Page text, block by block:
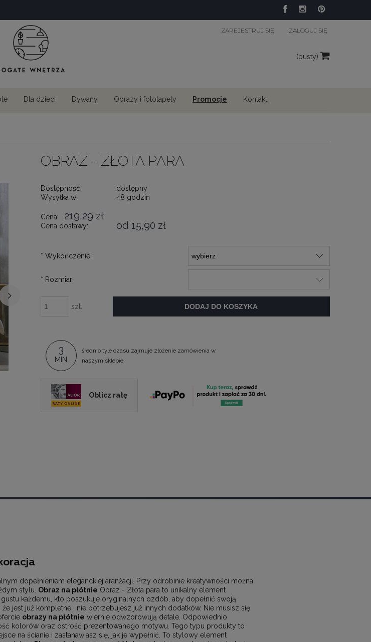
ZAREJESTRUJ SIĘ ZALOGUJ SIĘ
(pusty)
Dla dzieci Dywany Obrazy i fototapety Promocje Kontakt
OBRAZ - ZŁOTA PARA
Dostępność:
dostępny
Wysyłka w:
48 godzin
Cena: 219,29 zł
Cena dostawy: od 15,90 zł
* Wykończenie:
* Rozmiar:
szt. DODAJ DO KOSZYKA
3
MIN
średnio tyle czasu zajmuje złożenie zamówienia w
naszym sklepie
Oblicz ratę
dopełnieniem eleganckiej aranżacji. Przy odrobinie kreatywności można
stylu. Obraz na płótnie Obraz - Złota para to unikalny element
każdemu, kto poszukuje oryginalnych ozdób, aby dopełnić swoją
jest już kompletne i nie potrzebujesz już innych dodatków. Nie musisz się
obrazy na płótnie wiernie odwzorowują detale. Odpowiednio
kolorów oraz ostrość prezentowanego motywu. Tego typu produkty to
na ścianie i zastanawiasz się, jak je wypełnić. To stylowy element